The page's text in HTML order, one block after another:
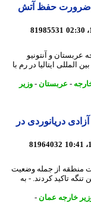
حفظ آتش
81985531
و آنتونیو
ایتالیا در رم با
-عربستان-وزیر
دریانوردی در
81964032
از جمله وضعیت
تاکید کردند. - به
عمان-